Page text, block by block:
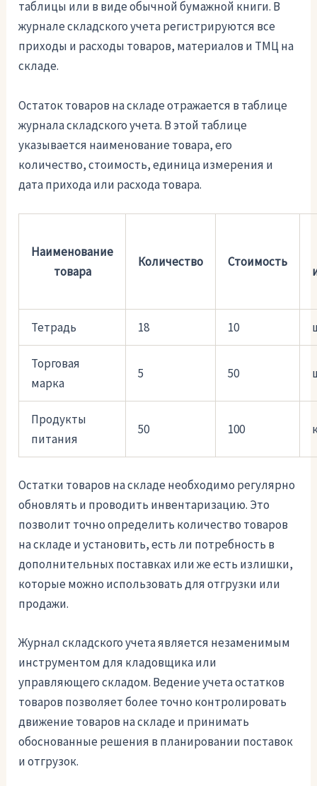
таблицы или в виде обычной бумажной книги. В
журнале складского учета регистрируются все
приходы и расходы товаров, материалов и ТМЦ на
складе.
Остаток товаров на складе отражается в таблице
журнала складского учета. В этой таблице
указывается наименование товара, его
количество, стоимость, единица измерения и
дата прихода или расхода товара.
Наименование
товара
Количество Стоимость
Тетрадь 18 10
Торговая
марка
5 50
Продукты
питания
50 100
Остатки товаров на складе необходимо регулярно
обновлять и проводить инвентаризацию. Это
позволит точно определить количество товаров
на складе и установить, есть ли потребность в
дополнительных поставках или же есть излишки,
которые можно использовать для отгрузки или
продажи.
Журнал складского учета является незаменимым
инструментом для кладовщика или
управляющего складом. Ведение учета остатков
товаров позволяет более точно контролировать
движение товаров на складе и принимать
обоснованные решения в планировании поставок
и отгрузок.